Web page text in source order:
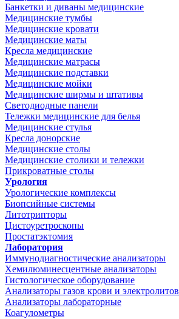
Банкетки и диваны медицинские
Медицинские тумбы
Медицинские кровати
Медицинские маты
Кресла медицинские
Медицинские матрасы
Медицинские подставки
Медицинские мойки
Медицинские ширмы и штативы
Светодиодные панели
Тележки медицинские для белья
Медицинские стулья
Кресла донорские
Медицинские столы
Медицинские столики и тележки
Прикроватные столы
Урология
Урологические комплексы
Биопсийные системы
Литотрипторы
Цистоуретроскопы
Простатэктомия
Лаборатория
Иммунодиагностические анализаторы
Хемилюминесцентные анализаторы
Гистологическое оборудование
Анализаторы газов крови и электролитов
Анализаторы лабораторные
Коагулометры